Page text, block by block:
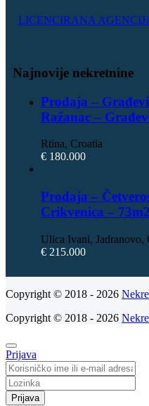
LICENCIRANA
Najnovije nekretnine
Prodaja –
Ražanac –
Rtina, Croatia
€ 180.000
Prodaja –
Crikvenica – 73m2
Ulica Ivani, Jadranovo,
€ 215.000
Copyright © 2018 - 2026
Copyright © 2018 - 2026
Prijava
Prijava